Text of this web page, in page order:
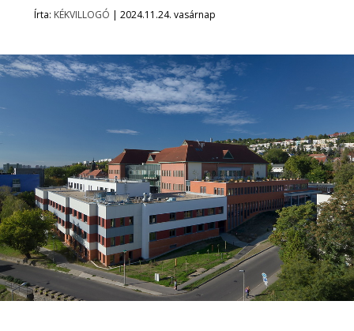
Írta: KÉKVILLOGÓ | 2024.11.24. vasárnap